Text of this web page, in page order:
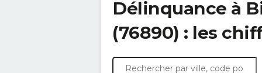
Délinquance à
(76890) : les